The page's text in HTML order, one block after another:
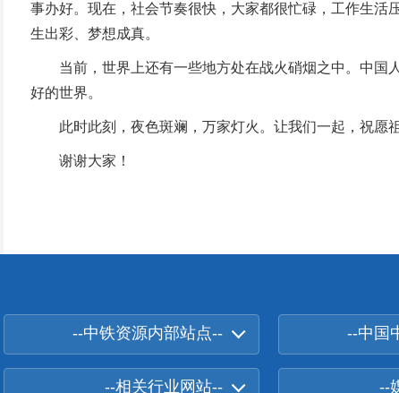
事办好。现在，社会节奏很快，大家都很忙碌，工作生活
生出彩、梦想成真。
当前，世界上还有一些地方处在战火硝烟之中。中国人
好的世界。
此时此刻，夜色斑斓，万家灯火。让我们一起，祝愿
谢谢大家！
--中铁资源内部站点-- --中国
--相关行业网站-- --